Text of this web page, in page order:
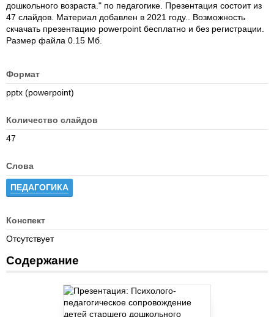
дошкольного возраста." по педагогике. Презентация состоит из
47 слайдов. Материал добавлен в 2021 году.. Возможность
скчачать презентацию powerpoint бесплатно и без регистрации.
Размер файла 0.15 Мб.
Формат
pptx (powerpoint)
Количество слайдов
47
Слова
ПЕДАГОГИКА
Конспект
Отсутствует
Содержание